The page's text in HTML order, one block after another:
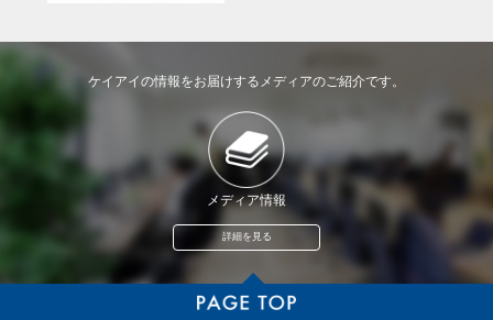
ケイアイの情報をお届けするメディアのご紹介です。
メディア情報
詳細を見る